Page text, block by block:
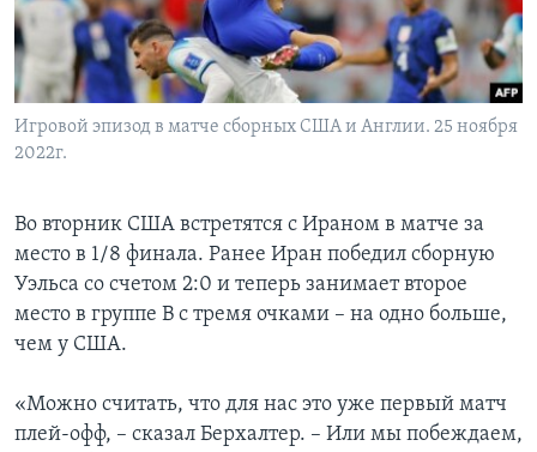
Игровой эпизод в матче сборных США и Англии. 25 ноября
2022г.
Во вторник США встретятся с Ираном в матче за
место в 1/8 финала. Ранее Иран победил сборную
Уэльса со счетом 2:0 и теперь занимает второе
место в группе В с тремя очками – на одно больше,
чем у США.
«Можно считать, что для нас это уже первый матч
плей-офф, – сказал Берхалтер. – Или мы побеждаем,